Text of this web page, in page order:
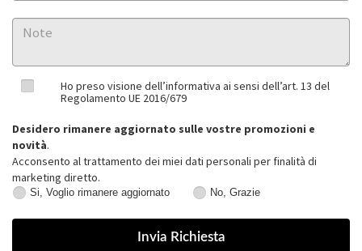
Ho preso visione dell’informativa ai sensi dell’art. 13 del
Regolamento UE 2016/679
Desidero rimanere aggiornato sulle vostre promozioni e
novità.
Acconsento al trattamento dei miei dati personali per finalità di
marketing diretto.
Voglio
Si, Voglio rimanere aggiornato
Grazie
No, Grazie